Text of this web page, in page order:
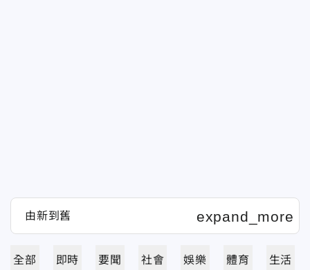
全部 即時 要聞 社會 娛樂 體育 生活